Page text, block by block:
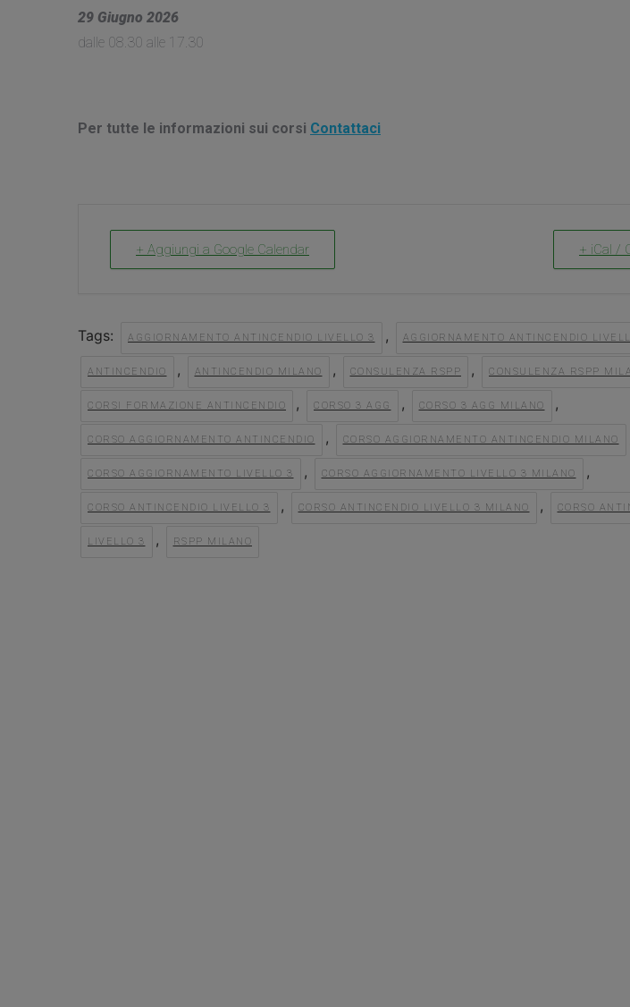
29 Giugno 2026
dalle 08.30 alle 17.30
Per tutte le informazioni sui corsi Contattaci
+ Aggiungi a Google Calendar + iCal /
Tags: AGGIORNAMENTO ANTINCENDIO LIVELLO 3 , AGGIORNAMENTO ANTINCENDIO
ANTINCENDIO , ANTINCENDIO MILANO , CONSULENZA RSPP , CONSULENZA RSPP
CORSI FORMAZIONE ANTINCENDIO , CORSO 3 AGG , CORSO 3 AGG MILANO ,
CORSO AGGIORNAMENTO ANTINCENDIO , CORSO AGGIORNAMENTO ANTINCENDIO MILANO
CORSO AGGIORNAMENTO LIVELLO 3 , CORSO AGGIORNAMENTO LIVELLO 3 MILANO ,
CORSO ANTINCENDIO LIVELLO 3 , CORSO ANTINCENDIO LIVELLO 3 MILANO , CORSO
LIVELLO 3 , RSPP MILANO